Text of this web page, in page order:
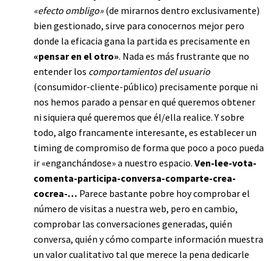
«efecto ombligo»(de mirarnos dentro exclusivamente)
bien gestionado, sirve para conocernos mejor pero
donde la eficacia gana la partida es precisamente en
«pensar en el otro». Nada es más frustrante que no
entender los comportamientos del usuario
(consumidor-cliente-público) precisamente porque ni
nos hemos parado a pensar en qué queremos obtener
ni siquiera qué queremos que él/ella realice. Y sobre
todo, algo francamente interesante, es establecer un
timing de compromiso de forma que poco a poco pueda
ir «enganchándose» a nuestro espacio. Ven-lee-vota-
comenta-participa-conversa-comparte-crea-
cocrea-… Parece bastante pobre hoy comprobar el
número de visitas a nuestra web, pero en cambio,
comprobar las conversaciones generadas, quién
conversa, quién y cómo comparte información muestra
un valor cualitativo tal que merece la pena dedicarle